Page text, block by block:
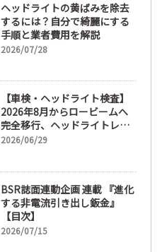
ヘッドライトの黄ばみを除去
するには？自分で綺麗にする
手順と業者費用を解説
2026/07/28
【車検・ヘッドライト検査】
2026年8月からロービームへ
完全移行、ヘッドライトレン
ズ磨き・コーティングも重要
2026/06/29
BSR誌面連動企画 連載 『進化
する非電流引き出し鈑金』
【目次】
2026/07/15